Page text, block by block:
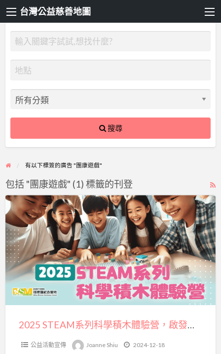
台灣公益慈善地圖
搜尋
有以下標簽的廣告 "團康遊戲"
包括 "團康遊戲" (1) 標籤的刊登
2025
STEAM
系
列
科
學
積
木
體
2025 STEAM系列科學積木體驗營，啟發孩子創意探索的寒假新選擇
公益活動宣傳 Joanne Shiu 2024-12-18